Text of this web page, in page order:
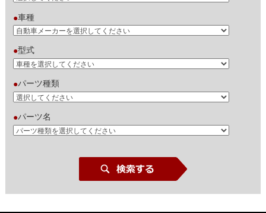
●車種
●型式
●パーツ種類
●パーツ名